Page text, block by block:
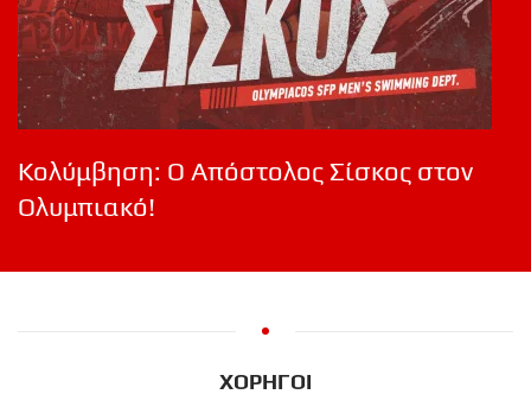
Κολύμβηση: Ο Απόστολος Σίσκος στον
Ολυμπιακό!
ΧΟΡΗΓΟΙ